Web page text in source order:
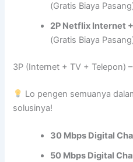
(Gratis Biaya
2P Netflix Internet
(Gratis Biaya
3P (Internet + TV + Telepon)
Lo pengen semuanya
solusinya!
30 Mbps Digital
50 Mbps Digital